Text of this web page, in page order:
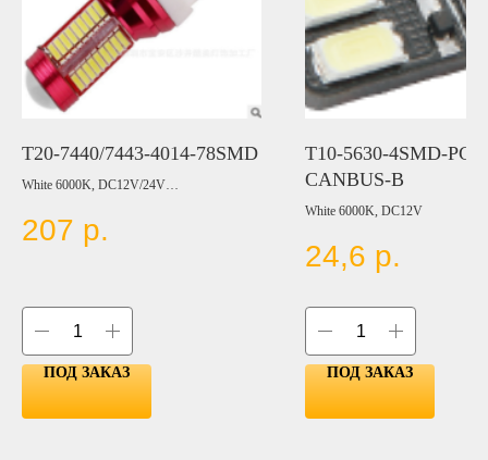
T20-7440/7443-4014-78SMD
White 6000K, DC12V/24V
Цвет:
BLUE
207 р.
ПОД ЗАКАЗ
T10-5630-4SMD-
CANBUS-B
White 6000K, DC12V
24,6 р.
ПОД ЗАКАЗ